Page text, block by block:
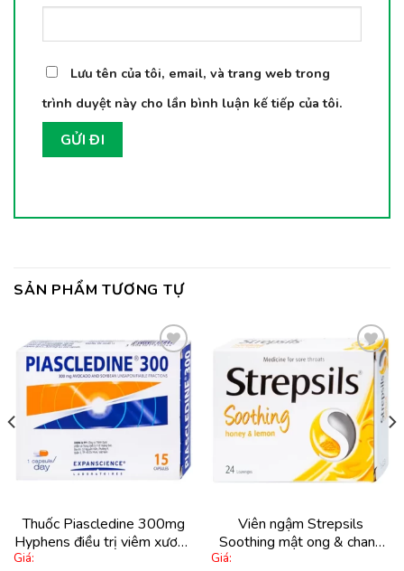
Lưu tên của tôi, email, và trang web trong
trình duyệt này cho lần bình luận kế tiếp của tôi.
SẢN PHẨM TƯƠNG TỰ
Thêm
yêu
Thuốc Piascledine 300mg
Hyphens điều trị viêm xương
Giá:
Thêm
vào
yêu
thích
Viên ngậm Strepsils
Soothing mật ong & chanh
Reckitt Benckiser trị viêm
Giá: